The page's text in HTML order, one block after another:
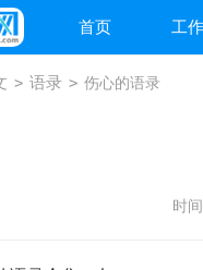
首页 工
> 语录 > 伤心的语录
时